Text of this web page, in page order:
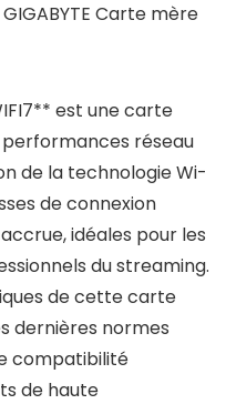
Carte mère
est une carte
performances réseau
de la technologie Wi-
de connexion
idéales pour les
du streaming.
de cette carte
dernières normes
compatibilité
de haute